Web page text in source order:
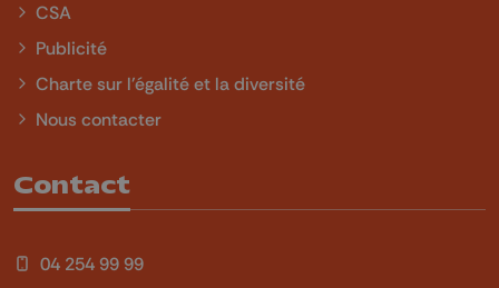
CSA
Publicité
Charte sur l'égalité et la diversité
Nous contacter
Contact
04 254 99 99